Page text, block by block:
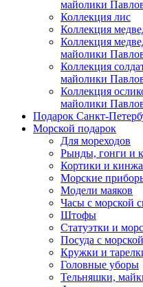
майолики
Коллекция лис
Коллекция
Коллекция
майолики
Коллекция
майолики
Коллекция
майолики
Подарок Санкт-
Морской подарок
Для мореходов
Рынды, гонги и
Кортики и
Морские
Модели маяков
Часы с морской
Штофы
Статуэтки и
Посуда с
Кружки и
Головные уборы
Тельняшки,